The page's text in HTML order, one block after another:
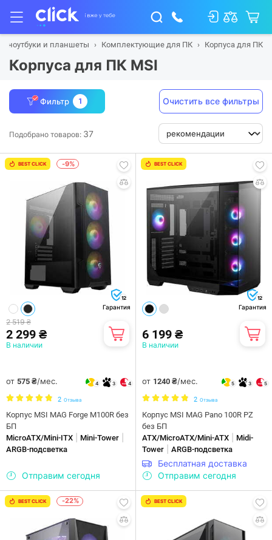
ноутбуки и планшеты Комплектующие для ПК Корпуса для ПК
Корпуса для ПК MSI
Фильтр 1 Очистить все фильтры
Подобрано товаров: 37
BEST CLICK -9%
12
Гарантия
2 519 ₴
2 299 ₴
В наличии
от 575 ₴/мес. 4 3 4
2 Отзыва
Корпус MSI MAG Forge M100R без
БП
MicroATX/Mini-ITX
Mini-Tower
ARGB-подсветка
Отправим сегодня
BEST CLICK
12
Гарантия
6 199 ₴
В наличии
от 1240 ₴/мес. 5 3 5
2 Отзыва
Корпус MSI MAG Pano 100R PZ
без БП
ATX/MicroATX/Mini-ATX
Midi-
Tower
ARGB-подсветка
Бесплатная доставка
Отправим сегодня
BEST CLICK -22% BEST CLICK